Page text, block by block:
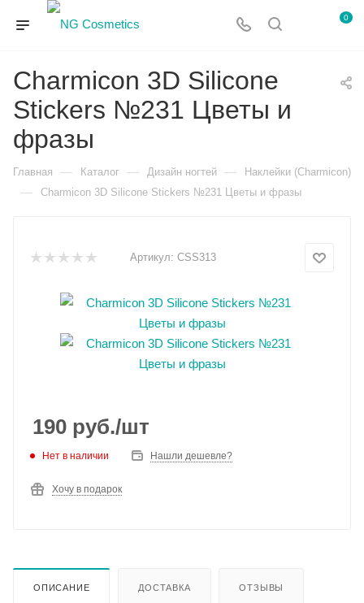
0
Charmicon 3D Silicone
Stickers №231 Цветы и
фразы
Главная — Каталог — Дизайн ногтей — Наклейки (Charmicon)
— Charmicon 3D Silicone Stickers №231 Цветы и фразы
Артикул: CSS313
190 руб./шт
Нет в наличии Нашли дешевле?
Хочу в подарок
ОПИСАНИЕ ДОСТАВКА ОТЗЫВЫ